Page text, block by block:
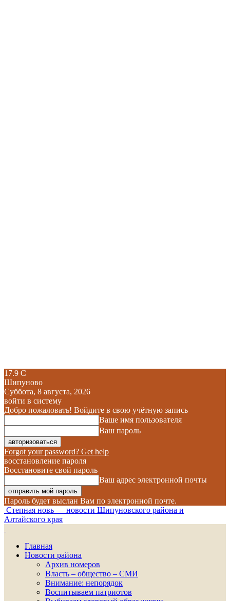
17.9 C
Шипуново
Суббота, 8 августа, 2026
войти в систему
Добро пожаловать! Войдите в свою учётную запись
Ваше имя пользователя
Ваш пароль
Forgot your password? Get help
восстановление пароля
Восстановите свой пароль
Ваш адрес электронной почты
Пароль будет выслан Вам по электронной почте.
Степная новь — новости Шипуновского района и
Алтайского края
Главная
Новости района
Архив номеров
Власть – общество – СМИ
Внимание: непорядок
Воспитываем патриотов